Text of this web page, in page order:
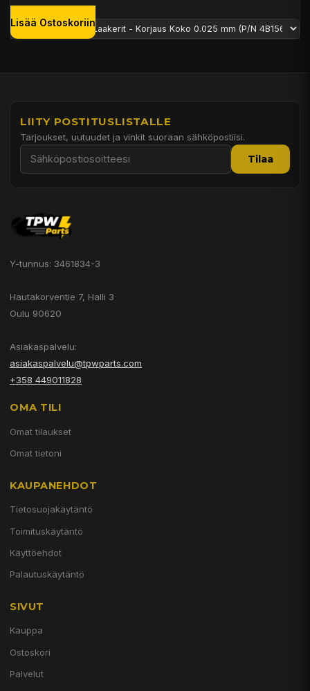
Lisää Ostoskoriin
LIITY POSTITUSLISTALLE
Tarjoukset, uutuudet ja vinkit suoraan sähköpostiisi.
Tilaa
Y-tunnus: 3461834-3
Hautakorventie 7, Halli 3
Oulu 90620
Asiakaspalvelu:
asiakaspalvelu@tpwparts.com
+358 449011828
OMA TILI
Omat tilaukset
Omat tietoni
KAUPANEHDOT
Tietosuojakäytäntö
Toimituskäytäntö
Käyttöehdot
Palautuskäytäntö
SIVUT
Kauppa
Ostoskori
Palvelut